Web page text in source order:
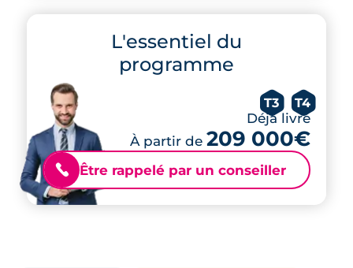
L'essentiel du
programme
T3 T4
Déjà livré
À partir de 209 000€
📞 Être rappelé par un conseiller